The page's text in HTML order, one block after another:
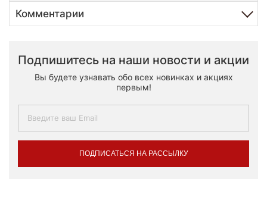
Комментарии
Подпишитесь на наши новости и акции
Вы будете узнавать обо всех новинках и акциях
первым!
ПОДПИСАТЬСЯ НА РАССЫЛКУ